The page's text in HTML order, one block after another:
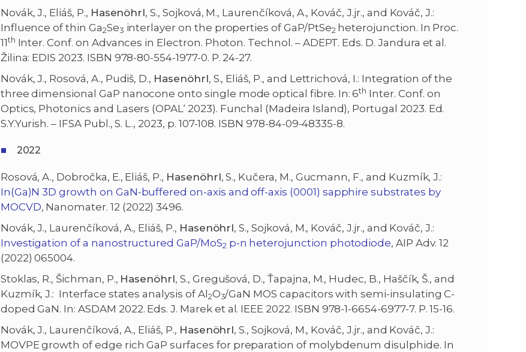
Novák, J., Eliáš, P., Hasenöhrl, S., Sojková, M., Laurenčíková, A., Kováč, J.jr., and Kováč, J.:
Influence of thin Ga2Se3 interlayer on the properties of GaP/PtSe2 heterojunction. In Proc.
11th Inter. Conf. on Advances in Electron. Photon. Technol. – ADEPT. Eds. D. Jandura et al.
Žilina: EDIS 2023. ISBN 978-80-554-1977-0. P. 24-27.
Novák, J., Rosová, A., Pudiš, D., Hasenöhrl, S., Eliáš, P., and Lettrichová, I.: Integration of the
three dimensional GaP nanocone onto single mode optical fibre. In: 6th Inter. Conf. on
Optics, Photonics and Lasers (OPAL‘ 2023). Funchal (Madeira Island), Portugal 2023. Ed.
S.Y.Yurish. – IFSA Publ., S. L., 2023, p. 107-108. ISBN 978-84-09-48335-8.
2022
Rosová, A., Dobročka, E., Eliáš, P., Hasenöhrl, S., Kučera, M., Gucmann, F., and Kuzmík, J.:
In(Ga)N 3D growth on GaN-buffered on-axis and off-axis (0001) sapphire substrates by
MOCVD, Nanomater. 12 (2022) 3496.
Novák, J., Laurenčíková, A., Eliáš, P., Hasenöhrl, S., Sojková, M., Kováč, J.jr., and Kováč, J.:
Investigation of a nanostructured GaP/MoS2 p-n heterojunction photodiode, AIP Adv. 12
(2022) 065004.
Stoklas, R., Šichman, P., Hasenöhrl, S., Gregušová, D., Ťapajna, M., Hudec, B., Haščík, Š., and
Kuzmík, J.: Interface states analysis of Al 2O3/GaN MOS capacitors with semi-insulating C-
doped GaN. In: ASDAM 2022. Eds. J. Marek et al. IEEE 2022. ISBN 978-1-6654-6977-7. P. 15-16.
Novák, J., Laurenčíková, A., Eliáš, P., Hasenöhrl, S., Sojková, M., Kováč, J.jr., and Kováč, J.:
MOVPE growth of edge rich GaP surfaces for preparation of molybdenum disulphide. In